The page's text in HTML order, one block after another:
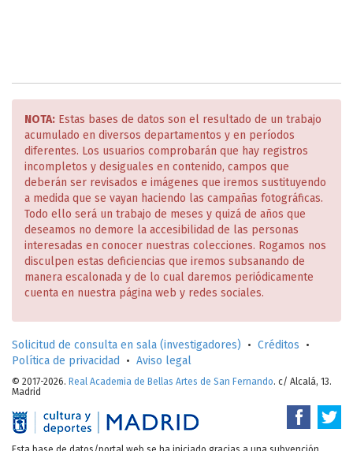
NOTA: Estas bases de datos son el resultado de un trabajo
acumulado en diversos departamentos y en períodos
diferentes. Los usuarios comprobarán que hay registros
incompletos y desiguales en contenido, campos que
deberán ser revisados e imágenes que iremos sustituyendo
a medida que se vayan haciendo las campañas fotográficas.
Todo ello será un trabajo de meses y quizá de años que
deseamos no demore la accesibilidad de las personas
interesadas en conocer nuestras colecciones. Rogamos nos
disculpen estas deficiencias que iremos subsanando de
manera escalonada y de lo cual daremos periódicamente
cuenta en nuestra página web y redes sociales.
Solicitud de consulta en sala (investigadores) • Créditos •
Política de privacidad
• Aviso legal
© 2017-2026. Real Academia de Bellas Artes de San Fernando. c/ Alcalá, 13.
Madrid